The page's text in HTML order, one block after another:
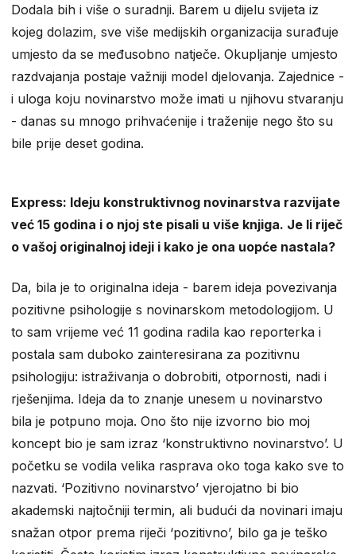
Dodala bih i više o suradnji. Barem u dijelu svijeta iz
kojeg dolazim, sve više medijskih organizacija surađuje
umjesto da se međusobno natječe. Okupljanje umjesto
razdvajanja postaje važniji model djelovanja. Zajednice -
i uloga koju novinarstvo može imati u njihovu stvaranju
- danas su mnogo prihvaćenije i traženije nego što su
bile prije deset godina.
Express: Ideju konstruktivnog novinarstva razvijate
već 15 godina i o njoj ste pisali u više knjiga. Je li riječ
o vašoj originalnoj ideji i kako je ona uopće nastala?
Da, bila je to originalna ideja - barem ideja povezivanja
pozitivne psihologije s novinarskom metodologijom. U
to sam vrijeme već 11 godina radila kao reporterka i
postala sam duboko zainteresirana za pozitivnu
psihologiju: istraživanja o dobrobiti, otpornosti, nadi i
rješenjima. Ideja da to znanje unesem u novinarstvo
bila je potpuno moja. Ono što nije izvorno bio moj
koncept bio je sam izraz ‘konstruktivno novinarstvo’. U
početku se vodila velika rasprava oko toga kako sve to
nazvati. ‘Pozitivno novinarstvo’ vjerojatno bi bio
akademski najtočniji termin, ali budući da novinari imaju
snažan otpor prema riječi ‘pozitivno’, bilo ga je teško